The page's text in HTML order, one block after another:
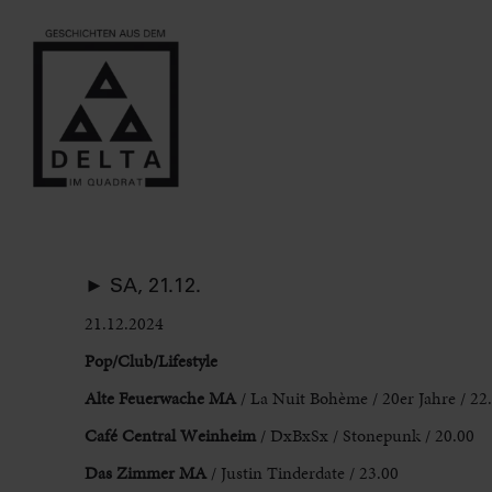
► SA, 21.12.
21.12.2024
Pop/Club/Lifestyle
Alte Feuerwache MA / La Nuit Bohème / 20er Jahre /
Café Central Weinheim/ DxBxSx / Stonepunk / 20.00
Das Zimmer MA/ Justin Tinderdate / 23.00